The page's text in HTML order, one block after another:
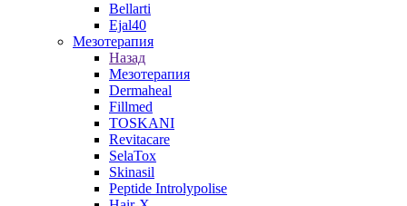
Bellarti
Ejal40
Мезотерапия
Назад
Мезотерапия
Dermaheal
Fillmed
TOSKANI
Revitacare
SelaTox
Skinasil
Peptide Introlypolise